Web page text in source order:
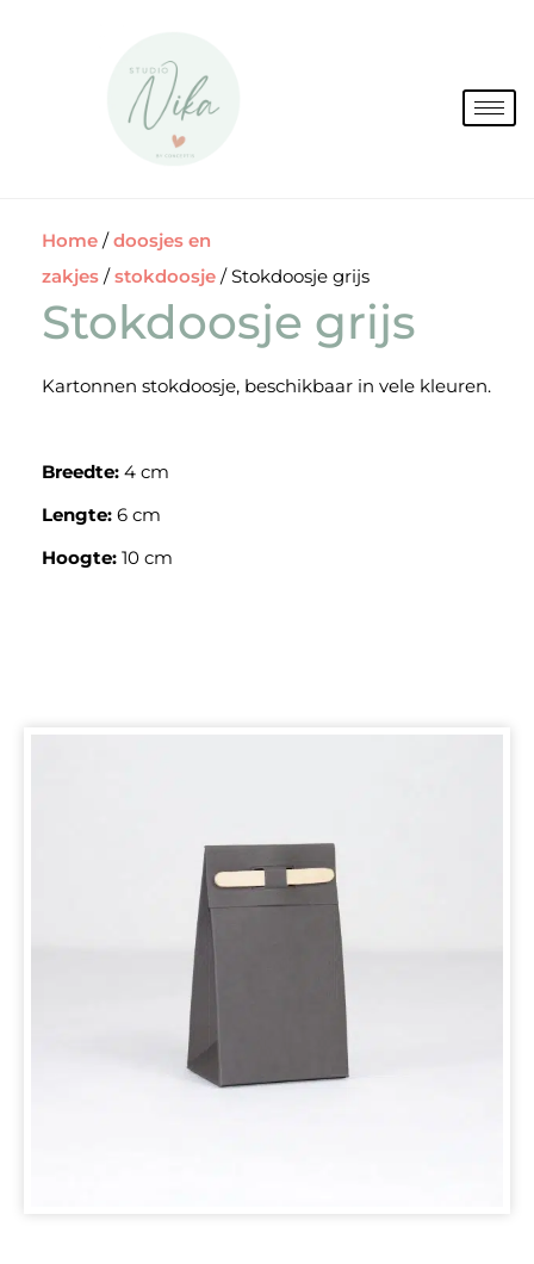
Home /doosjes en
zakjes /stokdoosje / Stokdoosje grijs
Stokdoosje grijs
Kartonnen stokdoosje, beschikbaar in vele kleuren.
Breedte: 4 cm
Lengte: 6 cm
Hoogte: 10 cm